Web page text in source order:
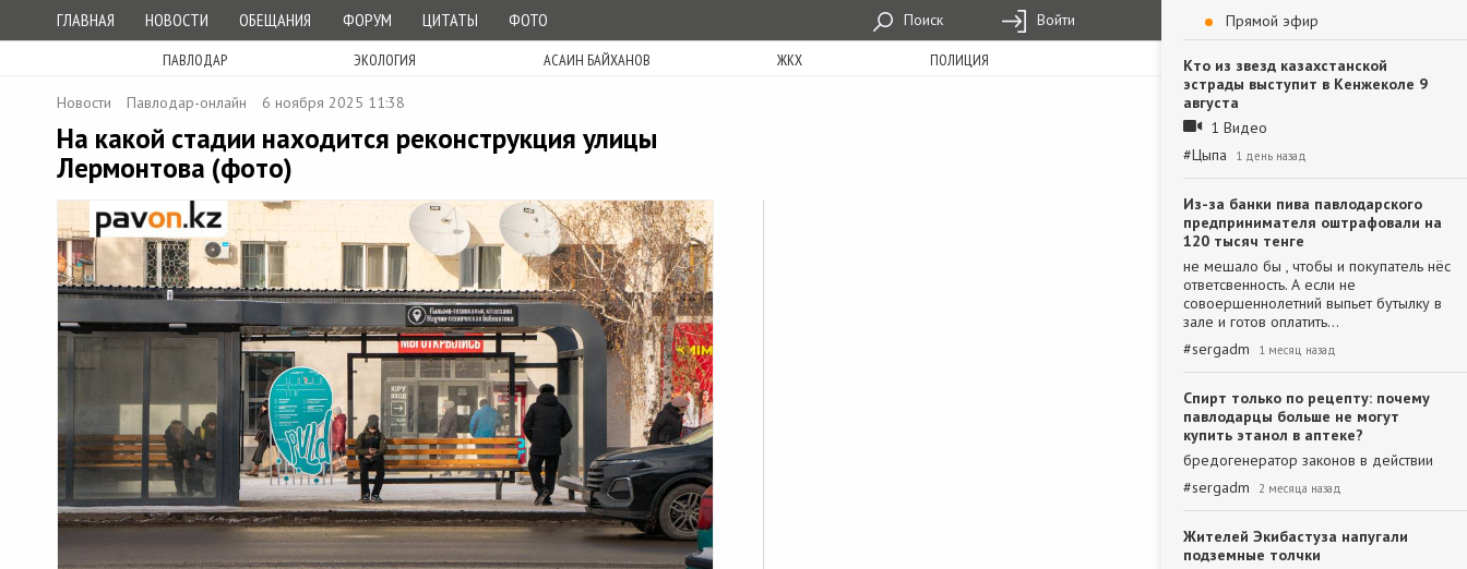
ГЛАВНАЯ НОВОСТИ ОБЕЩАНИЯ ФОРУМ ЦИТАТЫ ФОТО Поиск Войти
ПАВЛОДАР ЭКОЛОГИЯ АСАИН БАЙХАНОВ ЖКХ ПОЛИЦИЯ
Новости Павлодар-онлайн 6 ноября 2025 11:38
На какой стадии находится реконструкция улицы
Лермонтова (фото)
Прямой эфир
Кто из звезд казахстанской
эстрады выступит в Кенжеколе 9
августа
1 Видео
#Цыпа 1 день назад
Из-за банки пива павлодарского
предпринимателя оштрафовали на
120 тысяч тенге
не мешало бы , чтобы и покупатель нёс
ответсвенность. А если не
совоершеннолетний выпьет бутылку в
зале и готов оплатить…
#sergadm 1 месяц назад
Спирт только по рецепту: почему
павлодарцы больше не могут
купить этанол в аптеке?
бредогенератор законов в действии
#sergadm 2 месяца назад
Жителей Экибастуза напугали
подземные толчки